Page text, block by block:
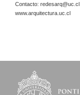
Contacto: redesarq@uc.cl
www.arquitectura.uc.cl